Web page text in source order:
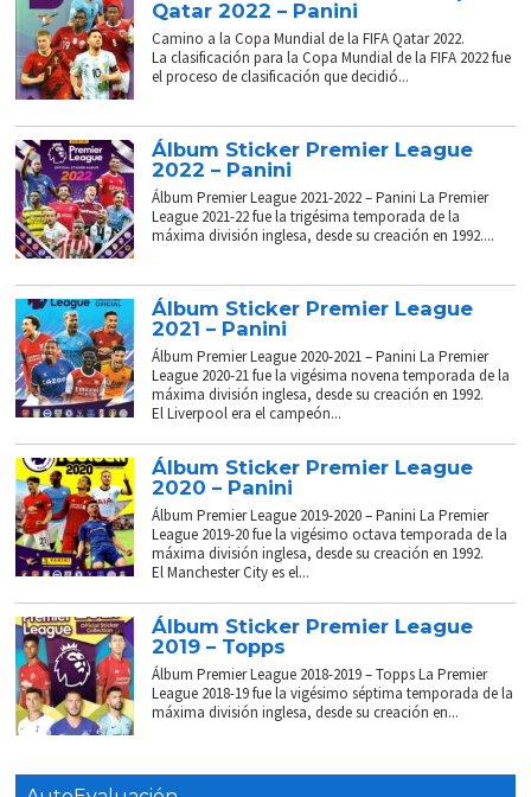
Qatar 2022 – Panini
Camino a la Copa Mundial de la FIFA Qatar 2022.
La clasificación para la Copa Mundial de la FIFA 2022 fue
el proceso de clasificación que decidió...
Álbum Sticker Premier League
2022 – Panini
Álbum Premier League 2021-2022 – Panini La Premier
League 2021-22 fue la trigésima temporada de la
máxima división inglesa, desde su creación en 1992....
Álbum Sticker Premier League
2021 – Panini
Álbum Premier League 2020-2021 – Panini La Premier
League 2020-21 fue la vigésima novena temporada de la
máxima división inglesa, desde su creación en 1992.
El Liverpool era el campeón...
Álbum Sticker Premier League
2020 – Panini
Álbum Premier League 2019-2020 – Panini La Premier
League 2019-20 fue la vigésimo octava temporada de la
máxima división inglesa, desde su creación en 1992.
El Manchester City es el...
Álbum Sticker Premier League
2019 – Topps
Álbum Premier League 2018-2019 – Topps La Premier
League 2018-19 fue la vigésimo séptima temporada de la
máxima división inglesa, desde su creación en...